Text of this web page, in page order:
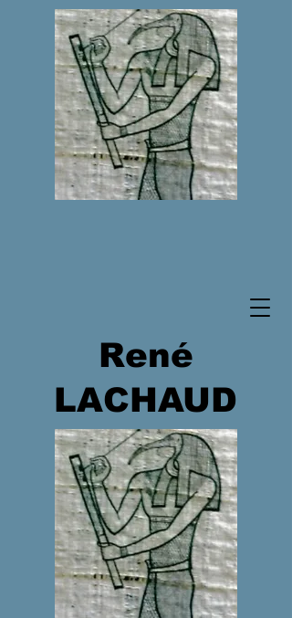
René
LACHAUD